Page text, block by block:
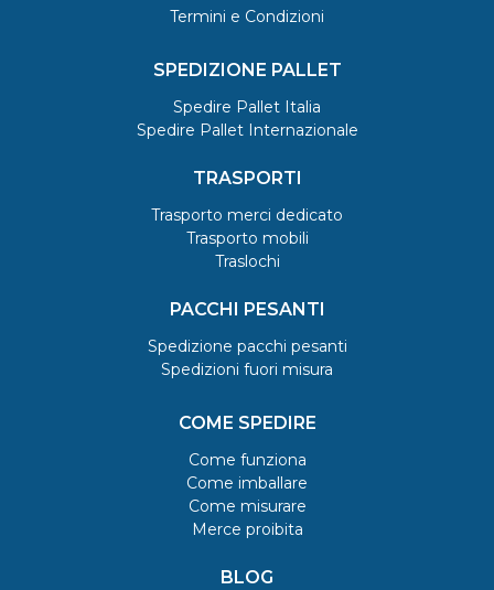
Termini e Condizioni
SPEDIZIONE PALLET
Spedire Pallet Italia
Spedire Pallet Internazionale
TRASPORTI
Trasporto merci dedicato
Trasporto mobili
Traslochi
PACCHI PESANTI
Spedizione pacchi pesanti
Spedizioni fuori misura
COME SPEDIRE
Come funziona
Come imballare
Come misurare
Merce proibita
BLOG